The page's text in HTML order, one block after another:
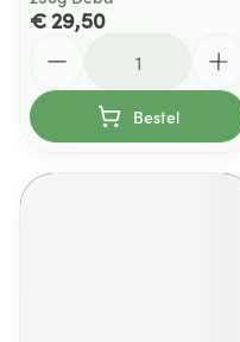
€ 29,50
Bestel